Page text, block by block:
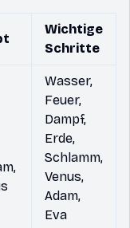
Wichtige
Schritte
Wasser,
Feuer,
Dampf,
Erde,
Schlamm,
Venus,
Adam,
Eva